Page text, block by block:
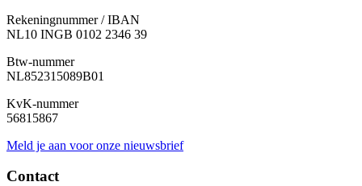
Rekeningnummer / IBAN
NL10 INGB 0102 2346 39
Btw-nummer
NL852315089B01
KvK-nummer
56815867
Meld je aan voor onze nieuwsbrief
Contact